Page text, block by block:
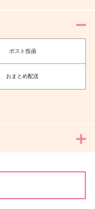
ポスト投函
おまとめ配送